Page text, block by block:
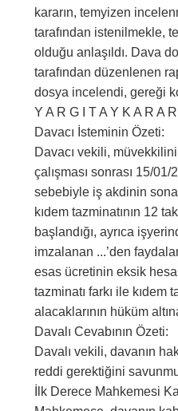
kararın, temyizen
tarafından istenilmekle,
olduğu anlaşıldı. Dava
tarafından düzenlenen
dosya incelendi, gereği
Y A R G I T A Y K A R A R I
Davacı İsteminin Özeti:
Davacı vekili,
çalışması sonrası 15/
sebebiyle iş akdinin
kıdem tazminatının 12
başlandığı, ayrıca
imzalanan ...’den
esas ücretinin eksik
tazminatı farkı ile kıdem
alacaklarının hüküm
Davalı Cevabının Özeti:
Davalı vekili, davanın
reddi gerektiğini
İlk Derece Mahkemesi